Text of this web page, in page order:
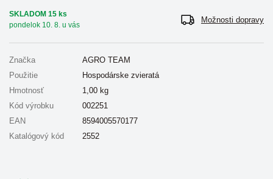
SKLADOM 15 ks
pondelok 10. 8. u vás
Možnosti dopravy
Značka
AGRO TEAM
Použitie
Hospodárske zvieratá
Hmotnosť
1,00 kg
Kód výrobku
002251
EAN
8594005570177
Katalógový kód
2552